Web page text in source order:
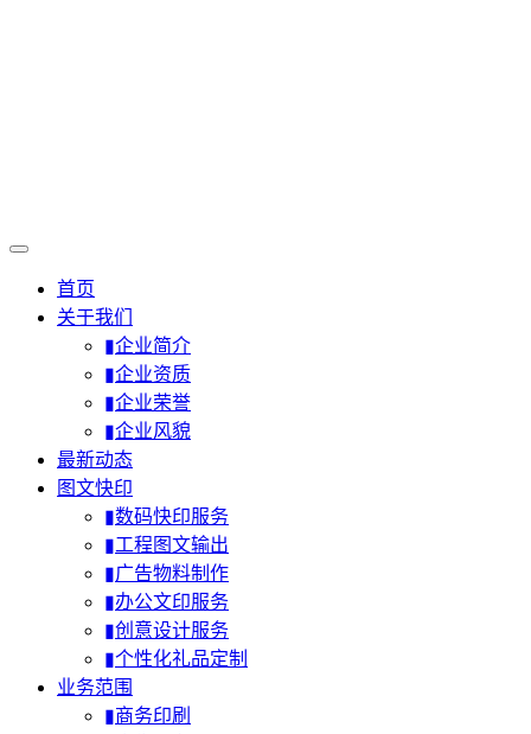
首页
关于我们
▮企业简介
▮企业资质
▮企业荣誉
▮企业风貌
最新动态
图文快印
▮数码快印服务
▮工程图文输出
▮广告物料制作
▮办公文印服务
▮创意设计服务
▮个性化礼品定制
业务范围
▮商务印刷